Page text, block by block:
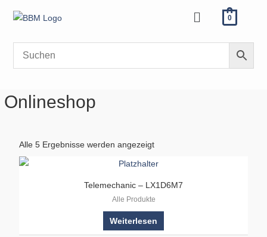
Inhalt
Menü 0
Onlineshop
Alle 5 Ergebnisse werden angezeigt
Telemechanic – LX1D6M7
Alle Produkte
Weiterlesen